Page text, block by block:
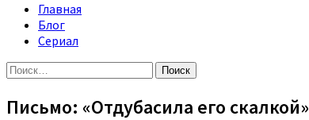
Главная
Блог
Сериал
Найти:
Письмо: «Отдубасила его скалкой»